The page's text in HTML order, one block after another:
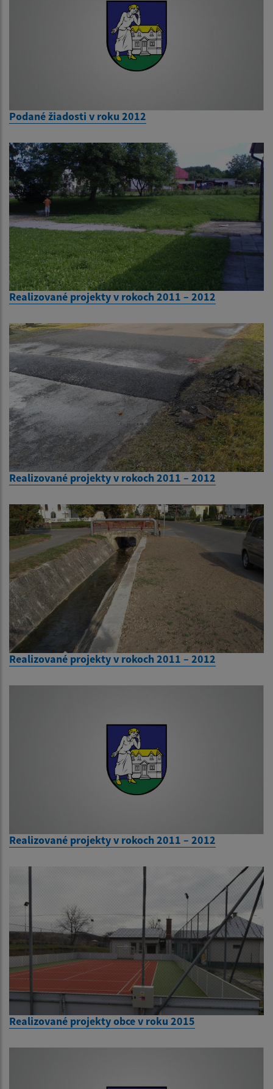
Podané žiadosti v roku 2012
Realizované projekty v rokoch 2011 – 2012
Realizované projekty v rokoch 2011 – 2012
Realizované projekty v rokoch 2011 – 2012
Realizované projekty v rokoch 2011 – 2012
Realizované projekty obce v roku 2015